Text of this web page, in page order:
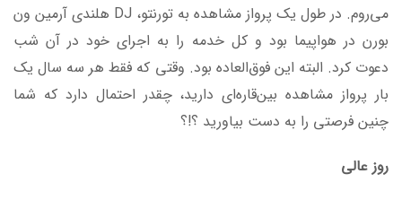
می‌روم. در طول یک پرواز مشاهده به تورنتو، DJ هلندی آرمین ون
بورن در هواپیما بود و کل خدمه را به اجرای خود در آن شب
دعوت کرد. البته این فوق‌العاده بود. وقتی که فقط هر سه سال یک
بار پرواز مشاهده بین‌قاره‌ای دارید، چقدر احتمال دارد که شما
چنین فرصتی را به دست بیاورید ؟!؟
روز عالی